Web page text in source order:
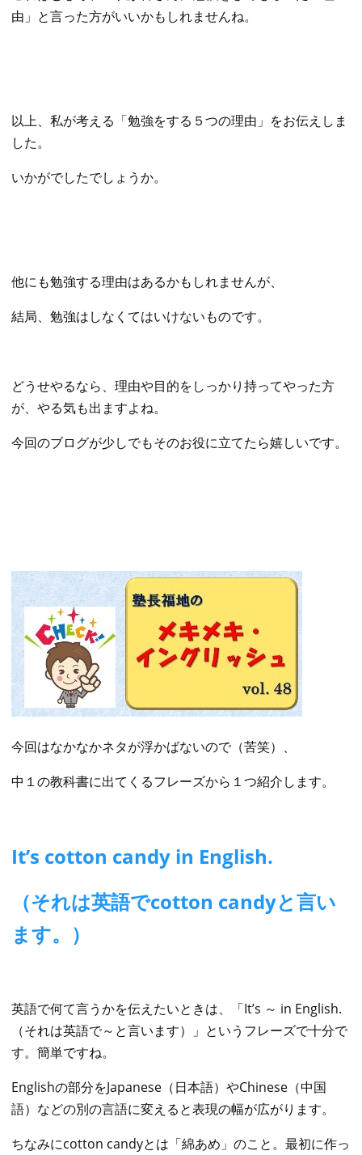
由」と言った方がいいかもしれませんね。
以上、私が考える「勉強をする５つの理由」をお伝えしま
した。
いかがでしたでしょうか。
他にも勉強する理由はあるかもしれませんが、
結局、勉強はしなくてはいけないものです。
どうせやるなら、理由や目的をしっかり持ってやった方
が、やる気も出ますよね。
今回のブログが少しでもそのお役に立てたら嬉しいです。
今回はなかなかネタが浮かばないので（苦笑）、
中１の教科書に出てくるフレーズから１つ紹介します。
It’s cotton candy in English.
（それは英語でcotton candyと言い
ます。）
英語で何て言うかを伝えたいときは、「It’s ～ in English.
（それは英語で～と言います）」というフレーズで十分で
す。簡単ですね。
Englishの部分をJapanese（日本語）やChinese（中国
語）などの別の言語に変えると表現の幅が広がります。
ちなみにcotton candyとは「綿あめ」のこと。最初に作っ